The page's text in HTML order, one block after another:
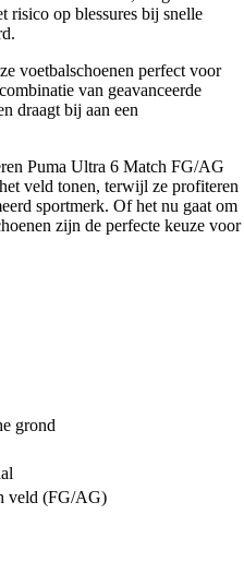
risico op blessures bij snelle
voetbalschoenen perfect voor
van geavanceerde
draagt bij aan een
Puma Ultra 6 Match FG/AG
veld tonen, terwijl ze profiteren
sportmerk. Of het nu gaat om
zijn de perfecte keuze voor
grond
veld (FG/AG)